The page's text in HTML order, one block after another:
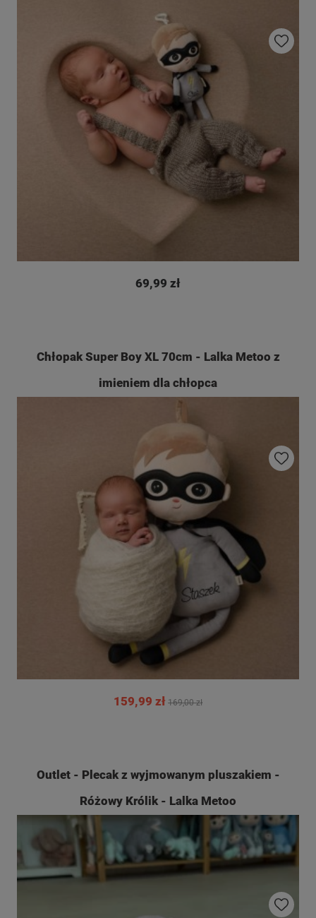
69,99 zł
Do
Chłopak Super Boy XL 70cm - Lalka Metoo z
imieniem dla chłopca
159,99 zł 169,00 zł
Do
Outlet - Plecak z wyjmowanym pluszakiem -
Różowy Królik - Lalka Metoo
Do